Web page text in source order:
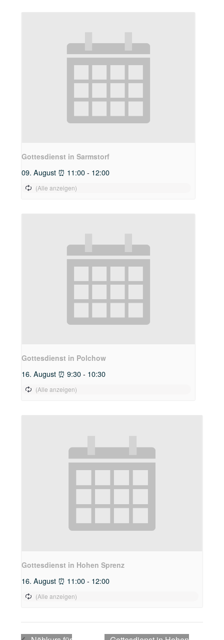
Gottesdienst in Sarmstorf
09. August ⏰ 11:00 - 12:00
Gottesdienst in Polchow
16. August ⏰ 9:30 - 10:30
Gottesdienst in Hohen Sprenz
16. August ⏰ 11:00 - 12:00